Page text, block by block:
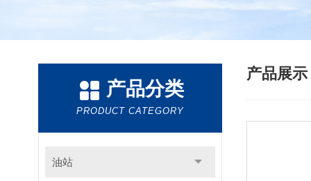
产品分类
PRODUCT CATEGORY
油站
产品展示